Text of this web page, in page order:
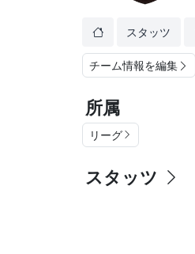
スタッツ
チーム情報を編集
所属
リーグ
スタッツ